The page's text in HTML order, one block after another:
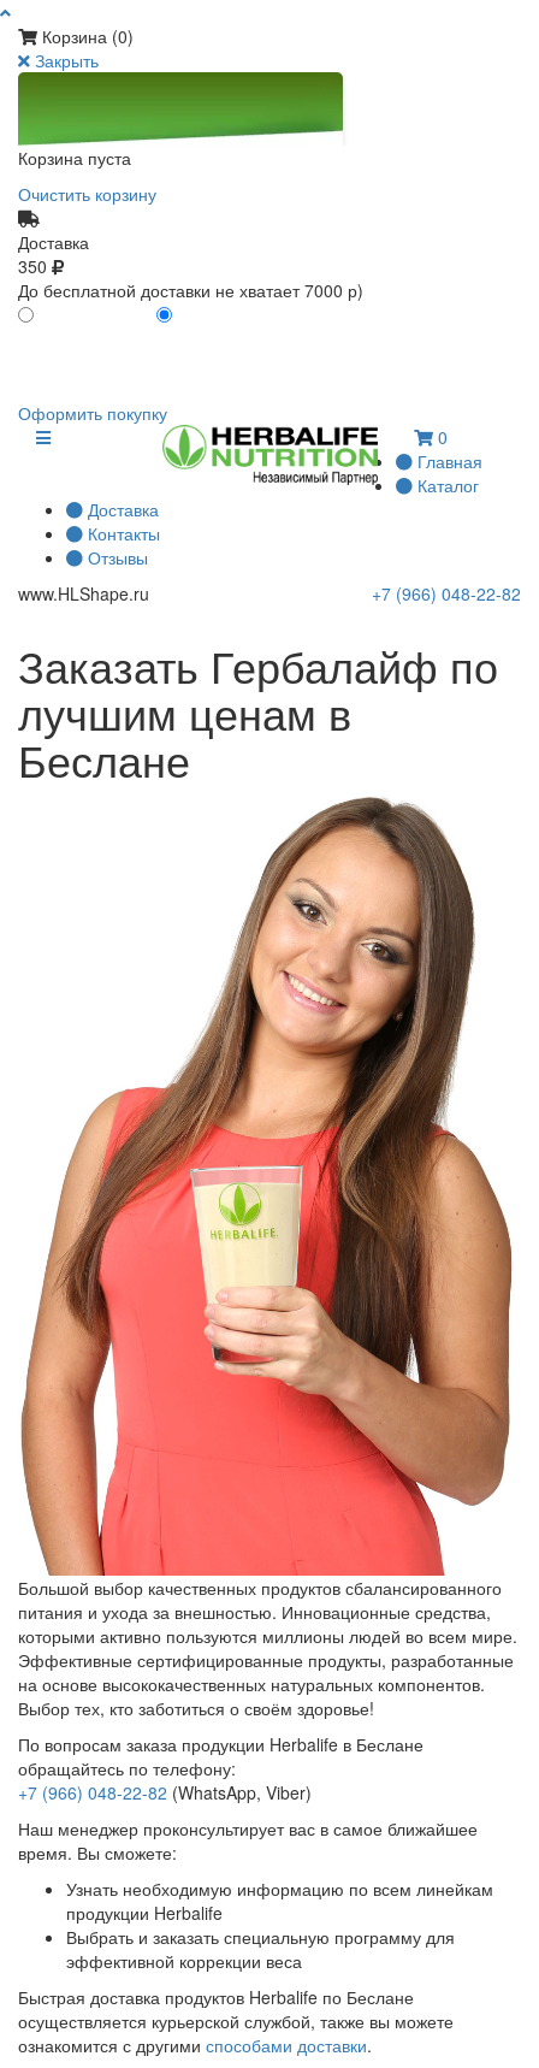
Корзина (0)
Закрыть
Корзина пуста
Очистить корзину
Доставка
350
До бесплатной доставки не хватает 7000 р)
Оформить покупку
0
Главная
Каталог
Доставка
Контакты
Отзывы
www.HLShape.ru +7 (966) 048-22-82
Заказать Гербалайф по
лучшим ценам в
Беслане
Большой выбор качественных продуктов сбалансированного
питания и ухода за внешностью. Инновационные средства,
которыми активно пользуются миллионы людей во всем мире.
Эффективные сертифицированные продукты, разработанные
на основе высококачественных натуральных компонентов.
Выбор тех, кто заботиться о своём здоровье!
По вопросам заказа продукции Herbalife в Беслане
обращайтесь по телефону:
+7 (966) 048-22-82 (WhatsApp, Viber)
Наш менеджер проконсультирует вас в самое ближайшее
время. Вы сможете:
Узнать необходимую информацию по всем линейкам
продукции Herbalife
Выбрать и заказать специальную программу для
эффективной коррекции веса
Быстрая доставка продуктов Herbalife по Беслане
осуществляется курьерской службой, также вы можете
ознакомится с другими способами доставки.